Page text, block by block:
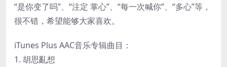
“是你变了吗”、“注定 掌心”、“每一次喊你”、“多心”等，
很不错，希望能够大家喜欢。
iTunes Plus AAC音乐专辑曲目：
1. 胡思亂想